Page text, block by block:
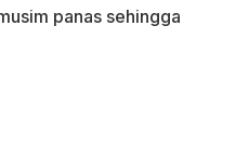
panas sehingga